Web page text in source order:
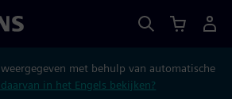
met behulp van automatische
in het Engels bekijken?